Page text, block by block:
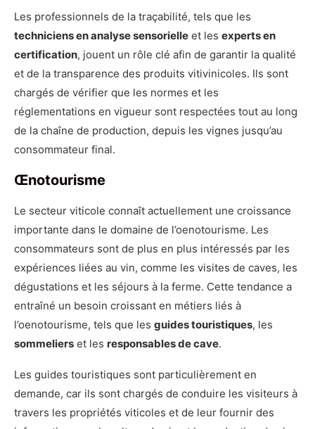
Les professionnels de la traçabilité, tels que les
techniciens en analyse sensorielle et les experts en
certification, jouent un rôle clé afin de garantir la qualité
et de la transparence des produits vitivinicoles. Ils sont
chargés de vérifier que les normes et les
réglementations en vigueur sont respectées tout au long
de la chaîne de production, depuis les vignes jusqu’au
consommateur final.
Œnotourisme
Le secteur viticole connaît actuellement une croissance
importante dans le domaine de l’oenotourisme. Les
consommateurs sont de plus en plus intéressés par les
expériences liées au vin, comme les visites de caves, les
dégustations et les séjours à la ferme. Cette tendance a
entraîné un besoin croissant en métiers liés à
l’oenotourisme, tels que les guides touristiques, les
sommeliers et les responsables de cave.
Les guides touristiques sont particulièrement en
demande, car ils sont chargés de conduire les visiteurs à
travers les propriétés viticoles et de leur fournir des